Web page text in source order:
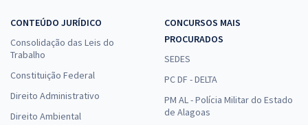
CONTEÚDO JURÍDICO
Consolidação das Leis do
Trabalho
Constituição Federal
Direito Administrativo
Direito Ambiental
CONCURSOS MAIS
PROCURADOS
SEDES
PC DF - DELTA
PM AL - Polícia Militar do Estado
de Alagoas